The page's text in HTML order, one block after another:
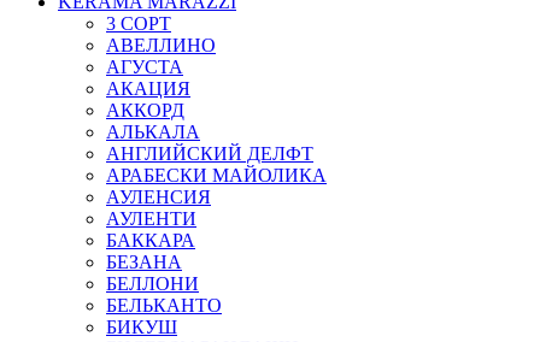
3 СОРТ
АВЕЛЛИНО
АГУСТА
АКАЦИЯ
АККОРД
АЛЬКАЛА
АНГЛИЙСКИЙ ДЕЛФТ
АРАБЕСКИ МАЙОЛИКА
АУЛЕНСИЯ
АУЛЕНТИ
БАККАРА
БЕЗАНА
БЕЛЛОНИ
БЕЛЬКАНТО
БИКУШ